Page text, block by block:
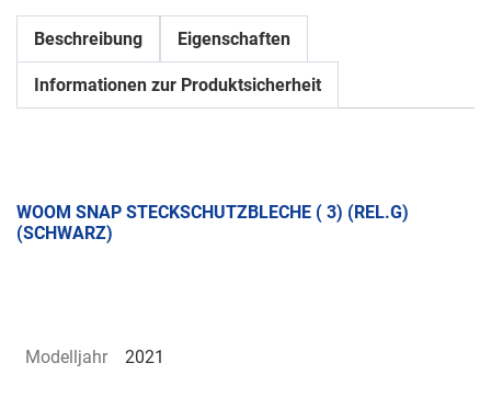
Beschreibung Eigenschaften
Informationen zur Produktsicherheit
WOOM SNAP STECKSCHUTZBLECHE ( 3) (REL.G)
(SCHWARZ)
Modelljahr 2021